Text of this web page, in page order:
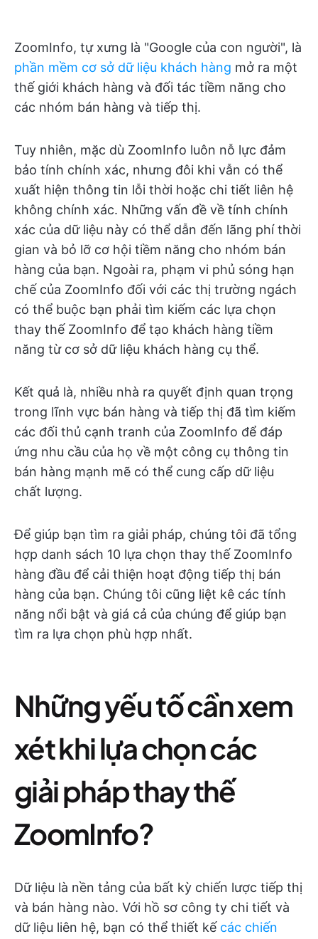
ZoomInfo, tự xưng là "Google của con người", là
phần mềm cơ sở dữ liệu khách hàng mở ra một
thế giới khách hàng và đối tác tiềm năng cho
các nhóm bán hàng và tiếp thị.
Tuy nhiên, mặc dù ZoomInfo luôn nỗ lực đảm
bảo tính chính xác, nhưng đôi khi vẫn có thể
xuất hiện thông tin lỗi thời hoặc chi tiết liên hệ
không chính xác. Những vấn đề về tính chính
xác của dữ liệu này có thể dẫn đến lãng phí thời
gian và bỏ lỡ cơ hội tiềm năng cho nhóm bán
hàng của bạn. Ngoài ra, phạm vi phủ sóng hạn
chế của ZoomInfo đối với các thị trường ngách
có thể buộc bạn phải tìm kiếm các lựa chọn
thay thế ZoomInfo để tạo khách hàng tiềm
năng từ cơ sở dữ liệu khách hàng cụ thể.
Kết quả là, nhiều nhà ra quyết định quan trọng
trong lĩnh vực bán hàng và tiếp thị đã tìm kiếm
các đối thủ cạnh tranh của ZoomInfo để đáp
ứng nhu cầu của họ về một công cụ thông tin
bán hàng mạnh mẽ có thể cung cấp dữ liệu
chất lượng.
Để giúp bạn tìm ra giải pháp, chúng tôi đã tổng
hợp danh sách 10 lựa chọn thay thế ZoomInfo
hàng đầu để cải thiện hoạt động tiếp thị bán
hàng của bạn. Chúng tôi cũng liệt kê các tính
năng nổi bật và giá cả của chúng để giúp bạn
tìm ra lựa chọn phù hợp nhất.
Những yếu tố cần xem
xét khi lựa chọn các
giải pháp thay thế
ZoomInfo?
Dữ liệu là nền tảng của bất kỳ chiến lược tiếp thị
và bán hàng nào. Với hồ sơ công ty chi tiết và
dữ liệu liên hệ, bạn có thể thiết kế các chiến